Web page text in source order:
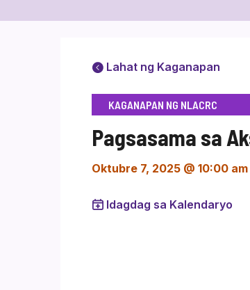
Lahat ng Kaganapan
KAGANAPAN NG NLACRC
Pagsasama sa
Oktubre 7, 2025 @ 10:00 am
Idagdag sa Kalendaryo